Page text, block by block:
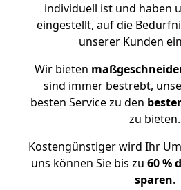
individuell ist und haben
eingestellt, auf die
unserer Kunden
Wir bieten
sind immer bestrebt,
besten Service zu den
zu bieten.
Kostengünstiger wird Ihr
uns können Sie bis zu 60 %
sparen.